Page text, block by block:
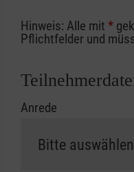
Sofern Sie ein
Ihrer
erfolgt eine
Die
Hinweis: Alle mit *
Pflichtfelder und
Anrede